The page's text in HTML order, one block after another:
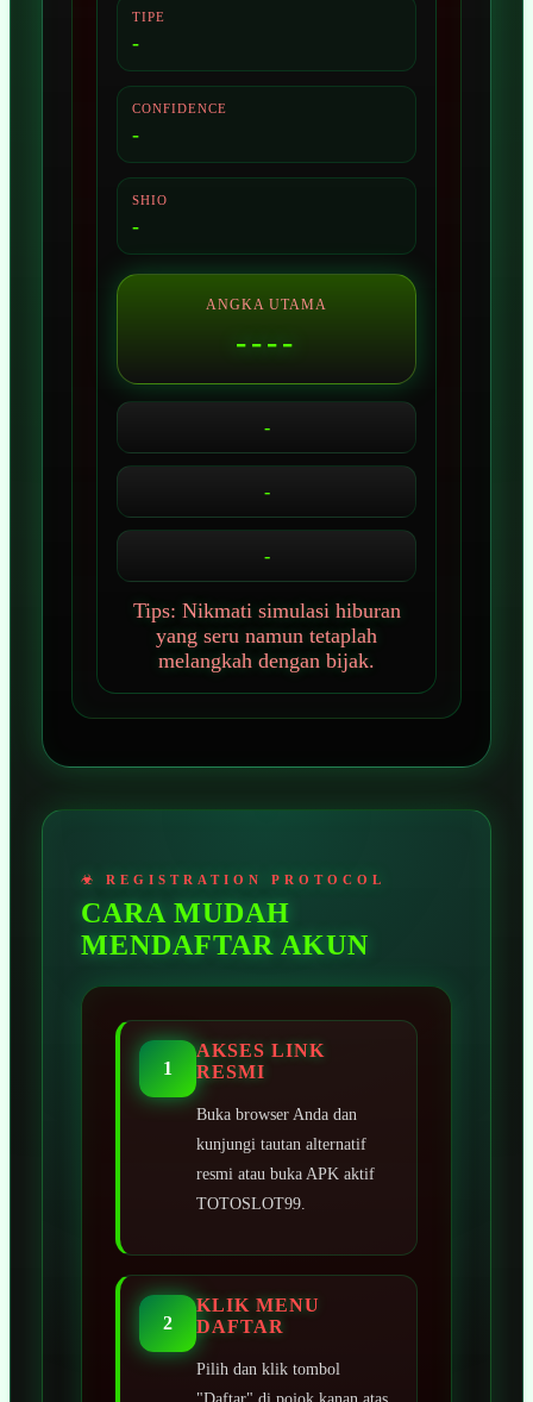
TIPE
-
CONFIDENCE
-
SHIO
-
ANGKA UTAMA
----
-
-
-
Tips: Nikmati simulasi hiburan
yang seru namun tetaplah
melangkah dengan bijak.
CARA MUDAH
MENDAFTAR AKUN
1
AKSES LINK
RESMI
Buka browser Anda dan
kunjungi tautan alternatif
resmi atau buka APK aktif
TOTOSLOT99.
2
KLIK MENU
DAFTAR
Pilih dan klik tombol